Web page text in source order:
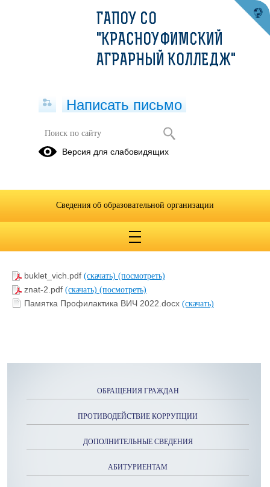
Профилактика ВИЧ-инфекции
buklet_vich.pdf (скачать) (посмотреть)
znat-2.pdf (скачать) (посмотреть)
Памятка Профилактика ВИЧ 2022.docx (скачать)
ОБРАЩЕНИЯ ГРАЖДАН
ПРОТИВОДЕЙСТВИЕ КОРРУПЦИИ
ДОПОЛНИТЕЛЬНЫЕ СВЕДЕНИЯ
АБИТУРИЕНТАМ
ГАПОУ СО
"КРАСНОУФИМСКИЙ
АГРАРНЫЙ КОЛЛЕДЖ"
Написать письмо
Версия для слабовидящих
Сведения об образовательной организации